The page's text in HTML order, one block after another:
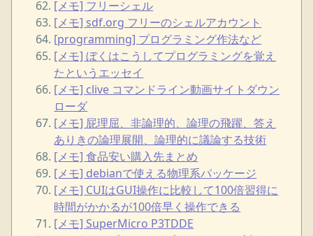
[メモ] フリーシェル
[メモ] sdf.org フリーのシェルアカウント
[programming] プログラミング作法など
[メモ] ぼくはこうしてプログラミングを覚え
たというエッセイ
[メモ] clive コマンドライン動画サイトダウン
ローダ
[メモ] 屁理屈、非論理的、論理の飛躍、答え
ありきの論理展開、論理的に議論する技術
[メモ] 食品安い購入先まとめ
[メモ] debianで使える物理系パッケージ
[メモ] CUIはGUI操作に比較して100倍習得に
時間がかかるが100倍早く操作できる
[メモ] SuperMicro P3TDDE